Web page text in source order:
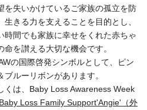
を失いかけているご家族の孤立を防
生きる力を支えることを目的とし、
時間でも家族に幸せをくれた赤ちゃ
命を讃える大切な機会です。
の国際啓発シンボルとして、ピン
ブルーリボンがあります。
くは、Baby Loss Awareness Week
Baby Loss Family Support'Angie'（外